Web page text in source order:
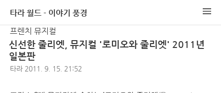
타라 월드 - 이야기 풍경
프렌치 뮤지컬
신선한 줄리엣, 뮤지컬 '로미오와 줄리엣' 2011년
일본판
타라 2011. 9. 15. 21:52